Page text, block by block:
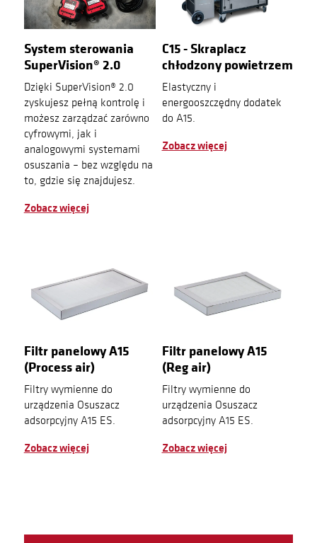
System sterowania
SuperVision® 2.0
Dzięki SuperVision® 2.0
zyskujesz pełną kontrolę i
możesz zarządzać zarówno
cyfrowymi, jak i
analogowymi systemami
osuszania – bez względu na
to, gdzie się znajdujesz.
Zobacz więcej
C15 - Skraplacz
chłodzony powietrzem
Elastyczny i
energooszczędny dodatek
do A15.
Zobacz więcej
Filtr panelowy A15
(Process air)
Filtry wymienne do
urządzenia Osuszacz
adsorpcyjny A15 ES.
Zobacz więcej
Filtr panelowy A15
(Reg air)
Filtry wymienne do
urządzenia Osuszacz
adsorpcyjny A15 ES.
Zobacz więcej